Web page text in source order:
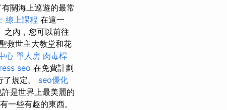
關海上巡遊的最常
線上課程 在這一
之內，您可以前往
救世主大教堂和花
心 單人房 肉毒桿
seo 在免費計劃
規定。 seo優化
是世界上最美麗的
一些有趣的東西。